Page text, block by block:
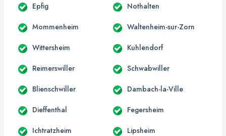
Epfig Nothalten
Mommenheim Waltenheim-sur-Zorn
Wittersheim Kuhlendorf
Reimerswiller Schwabwiller
Blienschwiller Dambach-la-Ville
Dieffenthal Fegersheim
Ichtratzheim Lipsheim